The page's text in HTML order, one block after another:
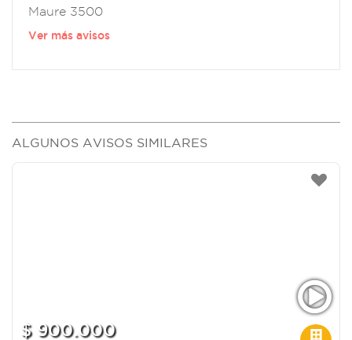
Maure 3500
Ver más avisos
ALGUNOS AVISOS SIMILARES
$ 900.000